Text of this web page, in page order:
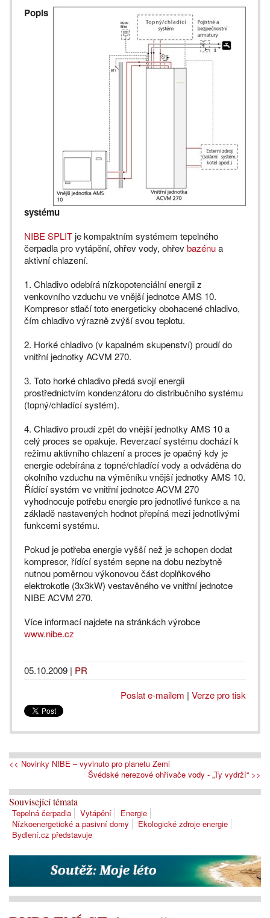
Popis
systému
NIBE SPLIT je kompaktním systémem tepelného
čerpadla pro vytápění, ohřev vody, ohřevbazénua
aktivní chlazení.
1. Chladivo odebírá nízkopotenciální energii z
venkovního vzduchu ve vnější jednotce AMS 10.
Kompresor stlačí toto energeticky obohacené chladivo,
čím chladivo výrazně zvýší svou teplotu.
2. Horké chladivo (v kapalném skupenství) proudí do
vnitřní jednotky ACVM 270.
3. Toto horké chladivo předá svojí energii
prostřednictvím kondenzátoru do distribučního systému
(topný/chladící systém).
4. Chladivo proudí zpět do vnější jednotky AMS 10 a
celý proces se opakuje. Reverzací systému dochází k
režimu aktivního chlazení a proces je opačný kdy je
energie odebírána z topné/chladící vody a odváděna do
okolního vzduchu na výměníku vnější jednotky AMS 10.
Řídící systém ve vnitřní jednotce ACVM 270
vyhodnocuje potřebu energie pro jednotlivé funkce a na
základě nastavených hodnot přepíná mezi jednotlivými
funkcemi systému.
Pokud je potřeba energie vyšší než je schopen dodat
kompresor, řídící systém sepne na dobu nezbytně
nutnou poměrnou výkonovou část doplňkového
elektrokotle (3x3kW) vestavěného ve vnitřní jednotce
NIBE ACVM 270.
Více informací najdete na stránkách výrobce
www.nibe.cz
05.10.2009 | PR
Poslat e-mailem | Verze pro tisk
<< Novinky NIBE – vyvinuto pro planetu Zemi
Švédské nerezové ohřívače vody - „Ty vydrží“ >>
Související témata
Tepelná čerpadla Vytápění
Energie
Nízkoenergetické a pasivní domy
Ekologické zdroje energie
Bydlení.cz představuje